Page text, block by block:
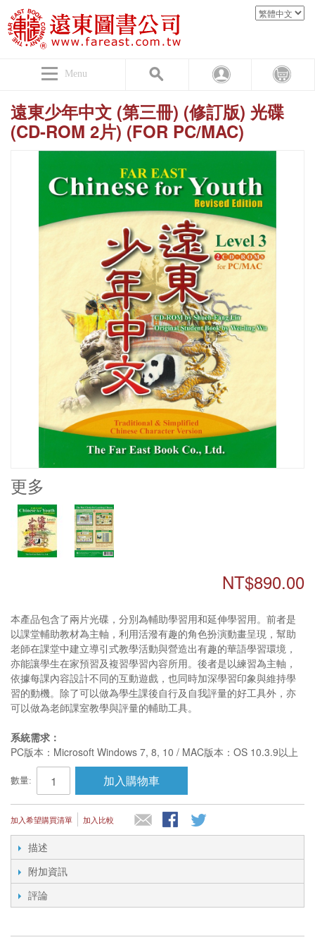
Menu
遠東少年中文 (第三冊) (修訂版) 光碟
(CD-ROM 2片) (FOR PC/MAC)
更多
NT$890.00
本產品包含了兩片光碟，分別為輔助學習用和延伸學習用。前者是
以課堂輔助教材為主軸，利用活潑有趣的角色扮演動畫呈現，幫助
老師在課堂中建立導引式教學活動與營造出有趣的華語學習環境，
亦能讓學生在家預習及複習學習內容所用。後者是以練習為主軸，
依據每課內容設計不同的互動遊戲，也同時加深學習印象與維持學
習的動機。除了可以做為學生課後自行及自我評量的好工具外，亦
可以做為老師課室教學與評量的輔助工具。
系統需求：
PC版本：Microsoft Windows 7, 8, 10 / MAC版本：OS 10.3.9以上
數量: 加入購物車
加入希望購買清單 加入比較
描述
附加資訊
評論